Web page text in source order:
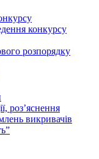
конкурсу
розпорядку
роз’яснення
викривачів